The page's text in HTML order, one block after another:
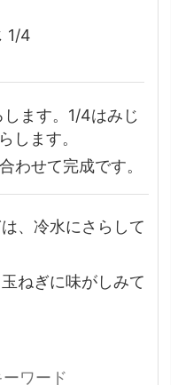
1/4
ます。1/4はみじ
します。
わせて完成です。
、冷水にさらして
ねぎに味がしみて
ワード